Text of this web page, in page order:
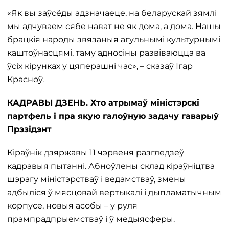
«Як вы заўсёды адзначаеце, на беларускай зямлі
мы адчуваем сябе нават не як дома, а дома. Нашы
брацкія народы звязаныя агульнымі культурнымі
каштоўнасцямі, таму адносіны развіваюцца ва
ўсіх кірунках у цяперашні час», – сказаў Ігар
Красноў.
КАДРАВЫ ДЗЕНЬ. Хто атрымаў міністэрскі
партфель і пра якую галоўную задачу гаварыў
Прэзідэнт
Кіраўнік дзяржавы 11 чэрвеня разгледзеў
кадравыя пытанні. Абноўлены склад кіраўніцтва
шэрагу міністэрстваў і ведамстваў, змены
адбыліся ў мясцовай вертыкалі і дыпламатычным
корпусе, новыя асобы – у руля
прампрадпрыемстваў і ў медыясферы.